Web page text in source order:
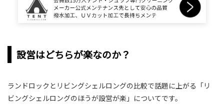
設営はどちらが楽なのか？
ランドロックとリビングシェルロングの比較で話題に上がる「リ
ビングシェルロングのほうが設営が楽」についてです。